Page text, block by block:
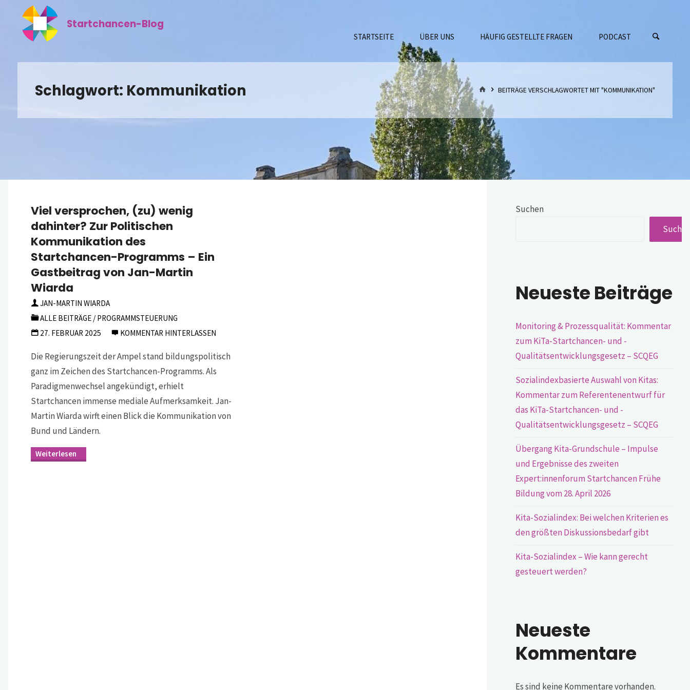
springen
Startchancen-Blog
STARTSEITE ÜBER UNS HÄUFIG GESTELLTE FRAGEN PODCAST
Schlagwort: Kommunikation STARTBEITRÄGE VERSCHLAGWORTET MIT "KOMMUNIKATION"
Viel versprochen, (zu) wenig
dahinter? Zur Politischen
Kommunikation des
Startchancen-Programms – Ein
Gastbeitrag von Jan-Martin
Wiarda
JAN-MARTIN WIARDA
ALLE BEITRÄGE / PROGRAMMSTEUERUNG
27. FEBRUAR 2025
KOMMENTAR HINTERLASSEN
Die Regierungszeit der Ampel stand bildungspolitisch
ganz im Zeichen des Startchancen-Programms. Als
Paradigmenwechsel angekündigt, erhielt
Startchancen immense mediale Aufmerksamkeit. Jan-
Martin Wiarda wirft einen Blick die Kommunikation von
Bund und Ländern.
versprochen,
Suchen
Neueste Beiträge
Monitoring & Prozessqualität: Kommentar
zum KiTa-Startchancen- und -
Qualitätsentwicklungsgesetz – SCQEG
Sozialindexbasierte Auswahl von Kitas:
Kommentar zum Referentenentwurf für
das KiTa-Startchancen- und -
Qualitätsentwicklungsgesetz – SCQEG
Übergang Kita-Grundschule – Impulse
und Ergebnisse des zweiten
Expert:innenforum Startchancen Frühe
Bildung vom 28. April 2026
Kita-Sozialindex: Bei welchen Kriterien es
den größten Diskussionsbedarf gibt
Kita-Sozialindex – Wie kann gerecht
gesteuert werden?
Neueste
Kommentare
Es sind keine Kommentare vorhanden.